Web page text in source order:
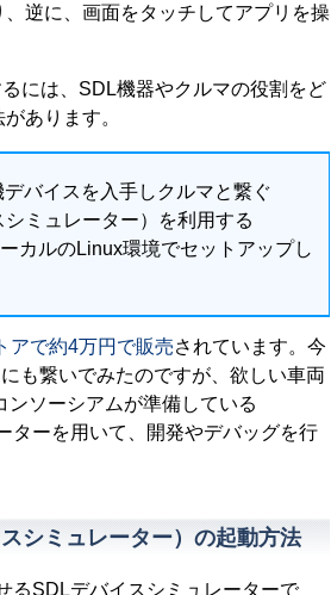
逆に、画面をタッチしてアプリを操
には、SDL機器やクルマの役割をど
あります。
バイスを入手しクルマと繋ぐ
ミュレーター）を利用する
カルのLinux環境でセットアップし
アで約4万円で販売されています。今
も繋いでみたのですが、欲しい車両
ソーシアムが準備している
ターを用いて、開発やデバッグを行
シミュレーター）の起動方法
SDLデバイスシミュレーターで